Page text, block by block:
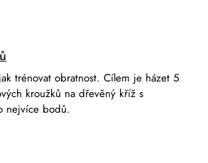
trénovat obratnost. Cílem je házet 5
kroužků na dřevěný kříž s
nejvíce bodů.